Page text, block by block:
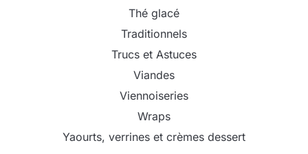
Thé glacé
Traditionnels
Trucs et Astuces
Viandes
Viennoiseries
Wraps
Yaourts, verrines et crèmes dessert